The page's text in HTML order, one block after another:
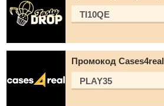
TI10QE
Промокод Cases4real
PLAY35